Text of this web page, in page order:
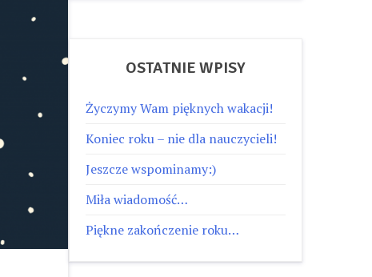
OSTATNIE WPISY
Życzymy Wam pięknych wakacji!
Koniec roku – nie dla nauczycieli!
Jeszcze wspominamy:)
Miła wiadomość…
Piękne zakończenie roku…